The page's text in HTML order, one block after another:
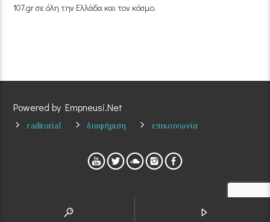
107.gr σε όλη την Ελλάδα και τον κόσμο.
Powered by Empneusi.Net
raditorial διαφήμιση επικοινωνία